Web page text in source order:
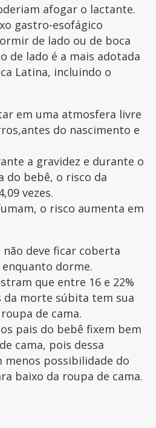
afogar o lactante.
gastro-esofágico
de lado ou de boca
de lado é a mais adotada
Latina, incluindo o
em uma atmosfera livre
do nascimento e
a gravidez e durante o
do bebê, o risco da
vezes.
o risco aumenta em
não deve ficar coberta
dorme.
que entre 16 e 22%
da morte súbita tem sua
de cama.
pais do bebê fixem bem
cama, pois dessa
menos possibilidade do
baixo da roupa de cama.